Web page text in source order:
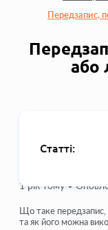
Передзапис,
або
Статті:
Як відкрити
1 рік тому •
Що таке передзапис,
та як його можна